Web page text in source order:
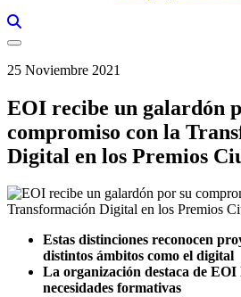
25 Noviembre 2021
EOI recibe un galardón
compromiso con la
Digital en los Premios
Estas distinciones reconocen
distintos ámbitos como el digital
La organización destaca de EOI
necesidades formativas